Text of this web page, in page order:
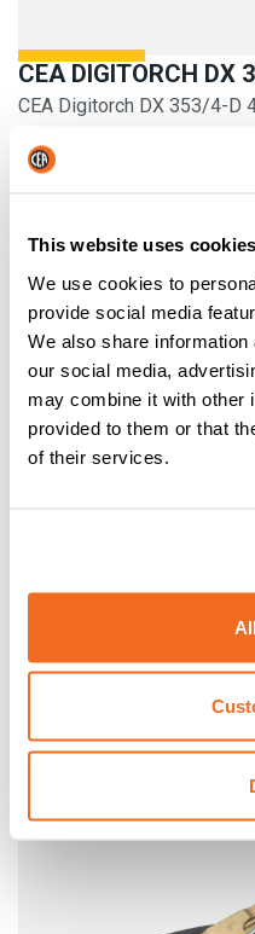
This website uses cookies
We use cookies to
provide social media
We also share
our social media,
may combine it with other
provided to them or that
of their services.
CEA DIGITORCH DX
CEA Digitorch DX 353/4-D
CEA TORCHE RTX
CEA Torche RTX 26.4 4 m